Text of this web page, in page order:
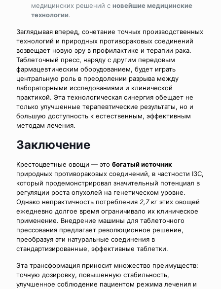
медицинских решений с новейшие медицинские
технологии.
Заглядывая вперед, сочетание точных производственных
технологий и природных противораковых соединений
возвещает новую эру в профилактике и терапии рака.
Таблеточный пресс, наряду с другим передовым
фармацевтическим оборудованием, будет играть
центральную роль в преодолении разрыва между
лабораторными исследованиями и клинической
практикой. Эта технологическая синергия обещает не
только улучшенные терапевтические результаты, но и
большую доступность к естественным, эффективным
методам лечения.
Заключение
Крестоцветные овощи — это богатый источник
природных противораковых соединений, в частности I3C,
который продемонстрировал значительный потенциал в
регуляции роста опухолей на генетическом уровне.
Однако непрактичность потребления 2,7 кг этих овощей
ежедневно долгое время ограничивало их клиническое
применение. Внедрение машины для таблеточного
прессования предлагает революционное решение,
преобразуя эти натуральные соединения в
стандартизированные, эффективные таблетки.
Эта трансформация приносит множество преимуществ:
точную дозировку, повышенную стабильность,
улучшенное соблюдение пациентом режима лечения и